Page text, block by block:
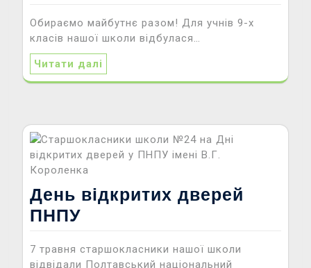
Обираємо майбутнє разом! Для учнів 9-х
класів нашої школи відбулася…
Читати далі
День відкритих дверей
ПНПУ
7 травня старшокласники нашої школи
відвідали Полтавський національний